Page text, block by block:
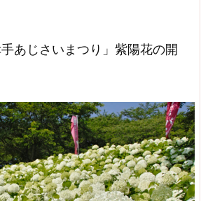
あじさいまつり」紫陽花の開